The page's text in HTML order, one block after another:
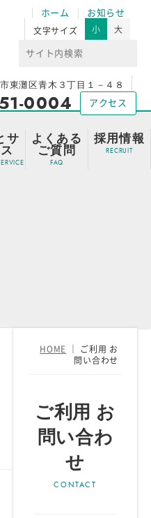
ホーム お知らせ
文字サイズ 小 大
東灘区青木３丁目１－４８
0004 アクセス
サ
よくある
ご質問
採用情報
HOME
ご利用 お
問い合わせ
ご利用 お
問い合わ
せ